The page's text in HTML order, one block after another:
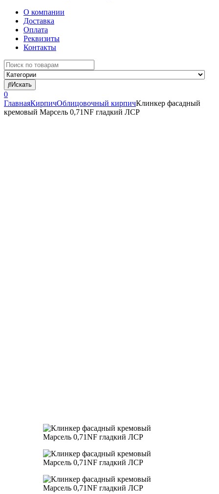
О компании
Доставка
Оплата
Реквизиты
Контакты
Search
for:
Искать
0
ГлавнаяКирпичОблицовочный кирпичКлинкер фасадный
кремовый Марсель 0,71NF гладкий ЛСР